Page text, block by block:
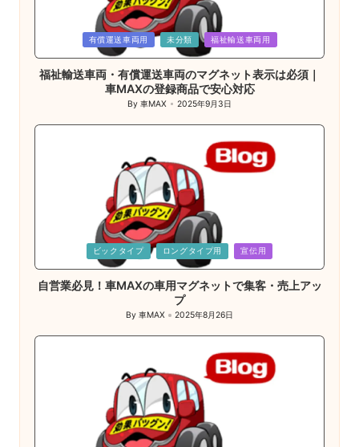
in
有償運送車両用 未分類 福祉輸送車両用
福祉輸送車両・有償運送車両のマグネット表示は必須｜
車MAXの登録商品で安心対応
Posted
By車MAX 2025年9月3日
in
ビックタイプ ロングタイプ用 宣伝用
自営業必見！車MAXの車用マグネットで集客・売上アッ
プ
Posted
By 車MAX 2025年8月26日